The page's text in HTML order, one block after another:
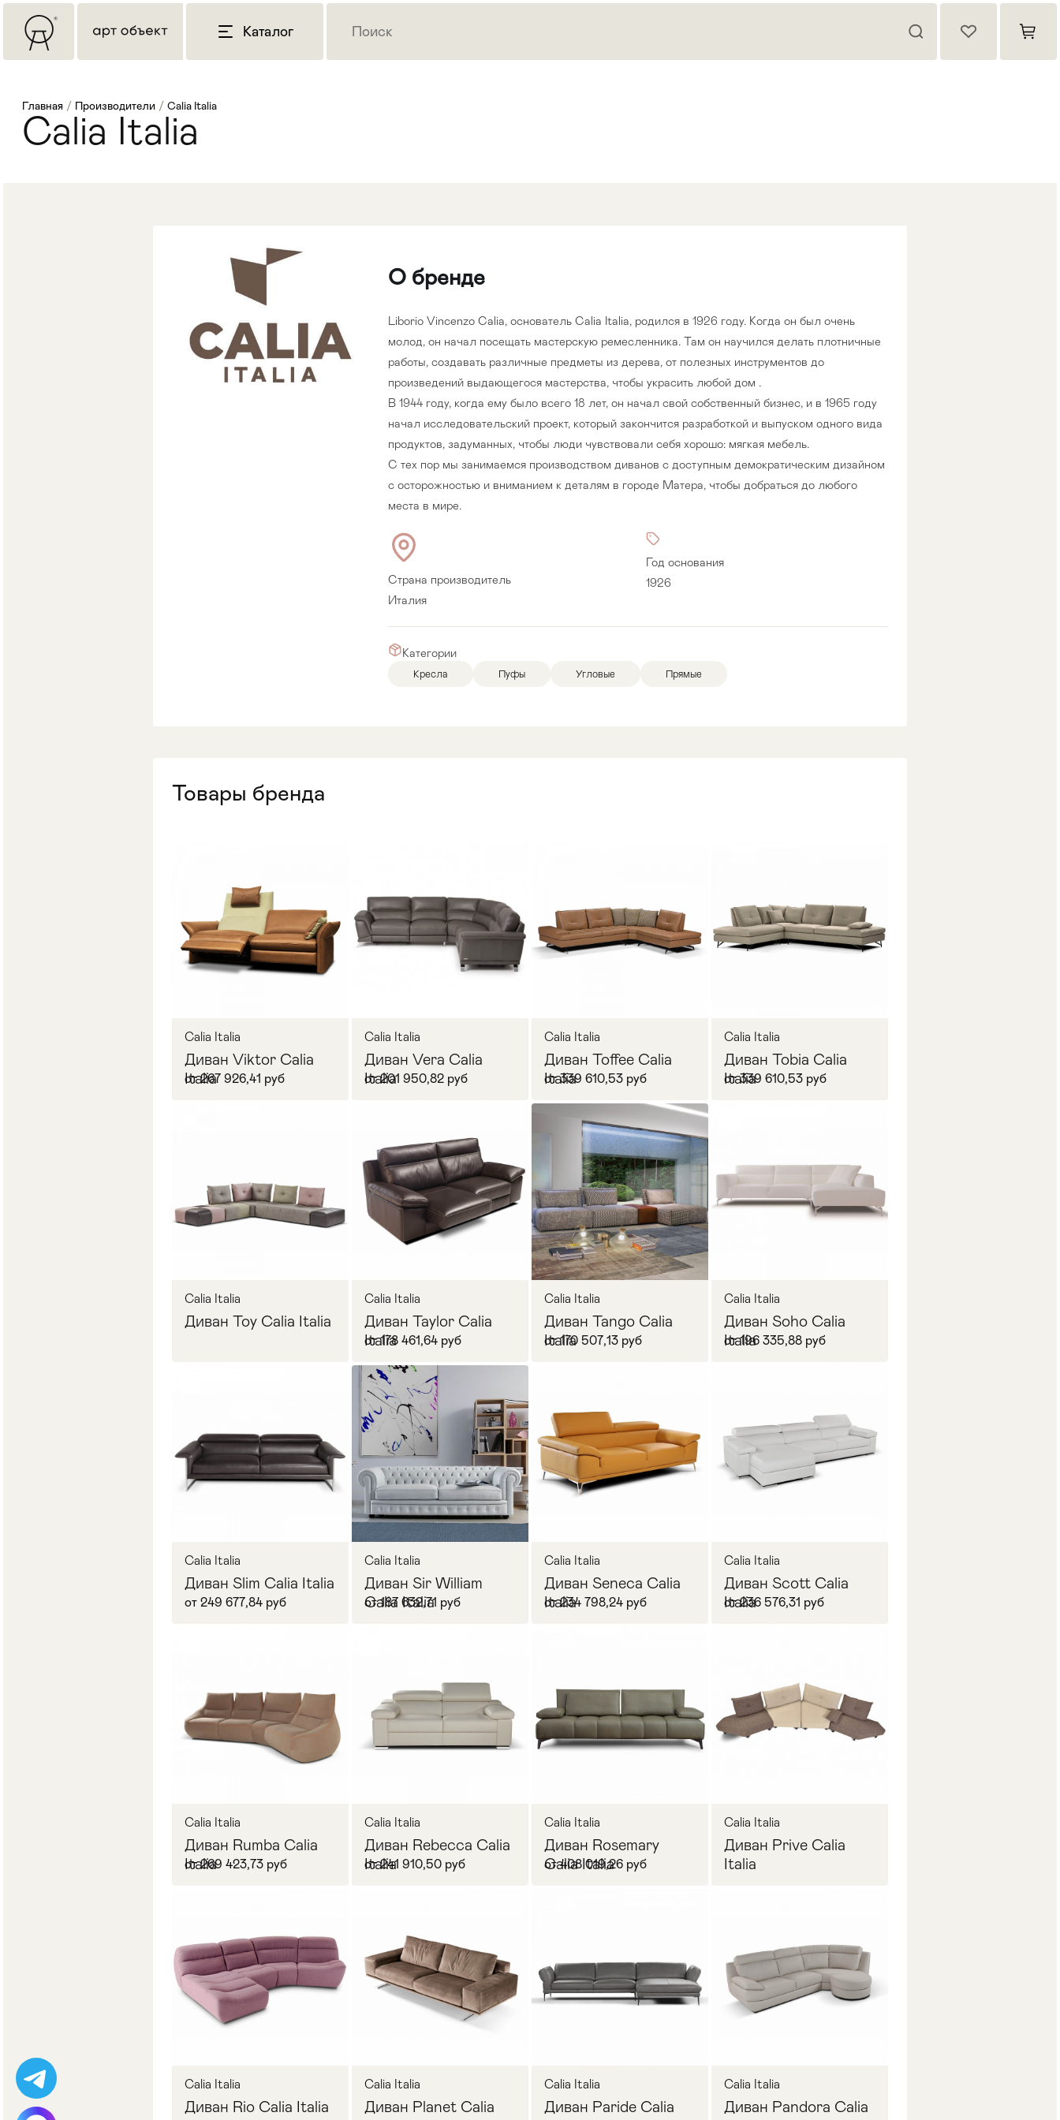
Каталог
>
Главная / Производители / Calia Italia
Calia Italia
О бренде
Liborio Vincenzo Calia, основатель Calia Italia, родился в 1926 году. Когда он был очень
молод, он начал посещать мастерскую ремесленника. Там он научился делать плотничные
работы, создавать различные предметы из дерева, от полезных инструментов до
произведений выдающегося мастерства, чтобы украсить любой дом .
В 1944 году, когда ему было всего 18 лет, он начал свой собственный бизнес, и в 1965 году
начал исследовательский проект, который закончится разработкой и выпуском одного вида
продуктов, задуманных, чтобы люди чувствовали себя хорошо: мягкая мебель.
С тех пор мы занимаемся производством диванов с доступным демократическим дизайном
с осторожностью и вниманием к деталям в городе Матера, чтобы добраться до любого
места в мире.
Страна производитель
Италия
Год основания
1926
Категории
Кресла Пуфы Угловые Прямые
Товары бренда
Calia Italia
Диван Viktor Calia
Italia
от 267 926,41 руб
В корзину
Calia Italia
Диван Vera Calia
Italia
от 201 950,82 руб
В корзину
Calia Italia
Диван Toffee Calia
Italia
от 339 610,53 руб
В корзину
Calia Italia
Диван Tobia Calia
Italia
от 339 610,53 руб
Запросить цену
Calia Italia
Диван Toy Calia Italia
В корзину
Calia Italia
Диван Taylor Calia
Italia
от 178 461,64 руб
В корзину
Calia Italia
Диван Tango Calia
Italia
от 170 507,13 руб
В корзину
Calia Italia
Диван Soho Calia
Italia
от 196 335,88 руб
В корзину
Calia Italia
Диван Slim Calia Italia
от 249 677,84 руб
В корзину
Calia Italia
Диван Sir William
Calia Italia
от 187 632,71 руб
В корзину
Calia Italia
Диван Seneca Calia
Italia
от 234 798,24 руб
В корзину
Calia Italia
Диван Scott Calia
Italia
от 236 576,31 руб
В корзину
Calia Italia
Диван Rumba Calia
Italia
от 269 423,73 руб
В корзину
Calia Italia
Диван Rebecca Calia
Italia
от 241 910,50 руб
Calia Italia
Диван Rosemary
Calia Italia
от 408 019,26 руб
Запросить цену
Calia Italia
Диван Prive Calia
Italia
Calia Italia
Диван Rio Calia Italia
Calia Italia
Диван Planet Calia
Calia Italia
Диван Paride Calia
Calia Italia
Диван Pandora Calia